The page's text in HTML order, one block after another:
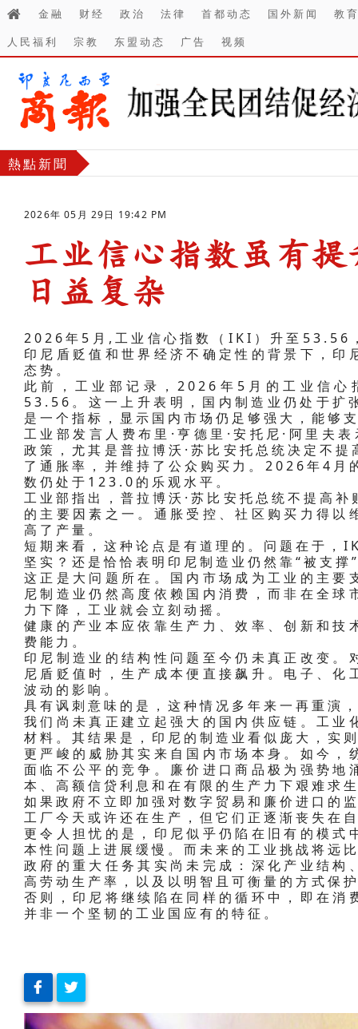
金融 财经 政治 法律 首都动态 国外新闻
教
人民福利
宗教 东盟动态 广告 视频
熱點新聞
2026年 05月 29日 19:42 PM
工业信心指数虽有
日益复杂
2026年5月,工业信心指数（IKI）升至53.56
印尼盾贬值和世界经济不确定性的背景下，
态势。
此前，工业部记录，2026年5月的工业信
53.56。这一上升表明，国内制造业仍处于扩
是一个指标，显示国内市场仍足够强大，能够
工业部发言人费布里·亨德里·安托尼·阿里夫
政策，尤其是普拉博沃·苏比安托总统决定不
了通胀率，并维持了公众购买力。2026年4
数仍处于123.0的乐观水平。
工业部指出，普拉博沃·苏比安托总统不提高
的主要因素之一。通胀受控、社区购买力得
高了产量。
短期来看，这种论点是有道理的。问题在于，
坚实？还是恰恰表明印尼制造业仍然靠“被支
这正是大问题所在。国内市场成为工业的主
尼制造业仍然高度依赖国内消费，而非在全
力下降，工业就会立刻动摇。
健康的产业本应依靠生产力、效率、创新和
费能力。
印尼制造业的结构性问题至今仍未真正改变
尼盾贬值时，生产成本便直接飙升。电子、
波动的影响。
具有讽刺意味的是，这种情况多年来一再重演
我们尚未真正建立起强大的国内供应链。工
材料。其结果是，印尼的制造业看似庞大，实
更严峻的威胁其实来自国内市场本身。如今
面临不公平的竞争。廉价进口商品极为强势
本、高额信贷利息和在有限的生产力下艰难求
如果政府不立即加强对数字贸易和廉价进口的
工厂今天或许还在生产，但它们正逐渐丧失在
更令人担忧的是，印尼似乎仍陷在旧有的模
本性问题上进展缓慢。而未来的工业挑战将远
政府的重大任务其实尚未完成：深化产业结
高劳动生产率，以及以明智且可衡量的方式保
否则，印尼将继续陷在同样的循环中，即在
并非一个坚韧的工业国应有的特征。